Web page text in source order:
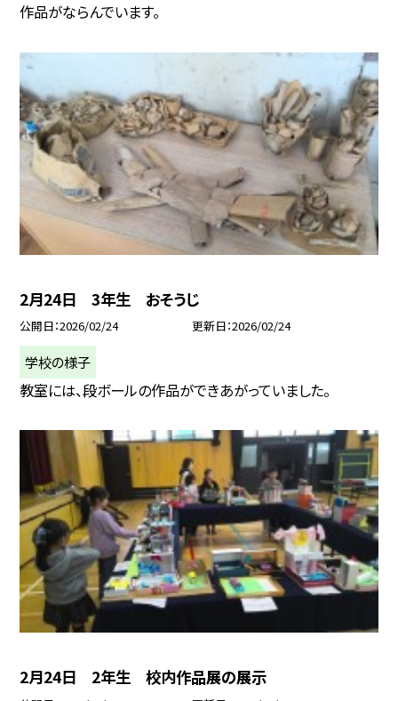
作品がならんでいます。
2月24日 3年生 おそうじ
公開日 2026/02/24 更新日 2026/02/24
学校の様子
教室には、段ボールの作品ができあがっていました。
2月24日 2年生 校内作品展の展示